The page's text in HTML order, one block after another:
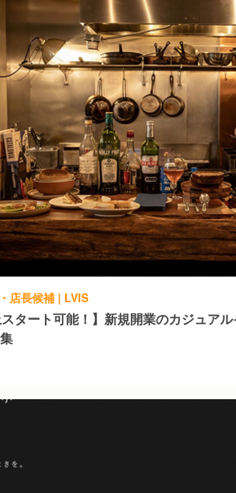
店長候補 | LVIS
スタート可能！】新規開業のカジュアル